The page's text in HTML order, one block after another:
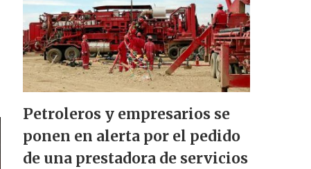
Petroleros y empresarios se
ponen en alerta por el pedido
de una prestadora de servicios